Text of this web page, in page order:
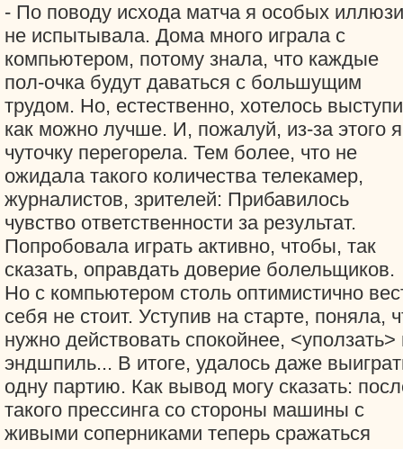
- По поводу исхода матча я особых
не испытывала. Дома много играла с
компьютером, потому знала, что каждые
пол-очка будут даваться с большущим
трудом. Но, естественно, хотелось
как можно лучше. И, пожалуй, из-за этого я
чуточку перегорела. Тем более, что не
ожидала такого количества телекамер,
журналистов, зрителей: Прибавилось
чувство ответственности за результат.
Попробовала играть активно, чтобы, так
сказать, оправдать доверие болельщиков.
Но с компьютером столь оптимистично
себя не стоит. Уступив на старте, поняла,
нужно действовать спокойнее, <уползать>
эндшпиль... В итоге, удалось даже
одну партию. Как вывод могу сказать:
такого прессинга со стороны машины с
живыми соперниками теперь сражаться